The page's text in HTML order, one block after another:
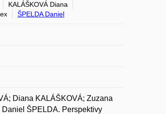
KALÁŠKOVÁ Diana
ŠPELDA Daniel
Diana KALÁŠKOVÁ; Zuzana
ŠPELDA. Perspektivy